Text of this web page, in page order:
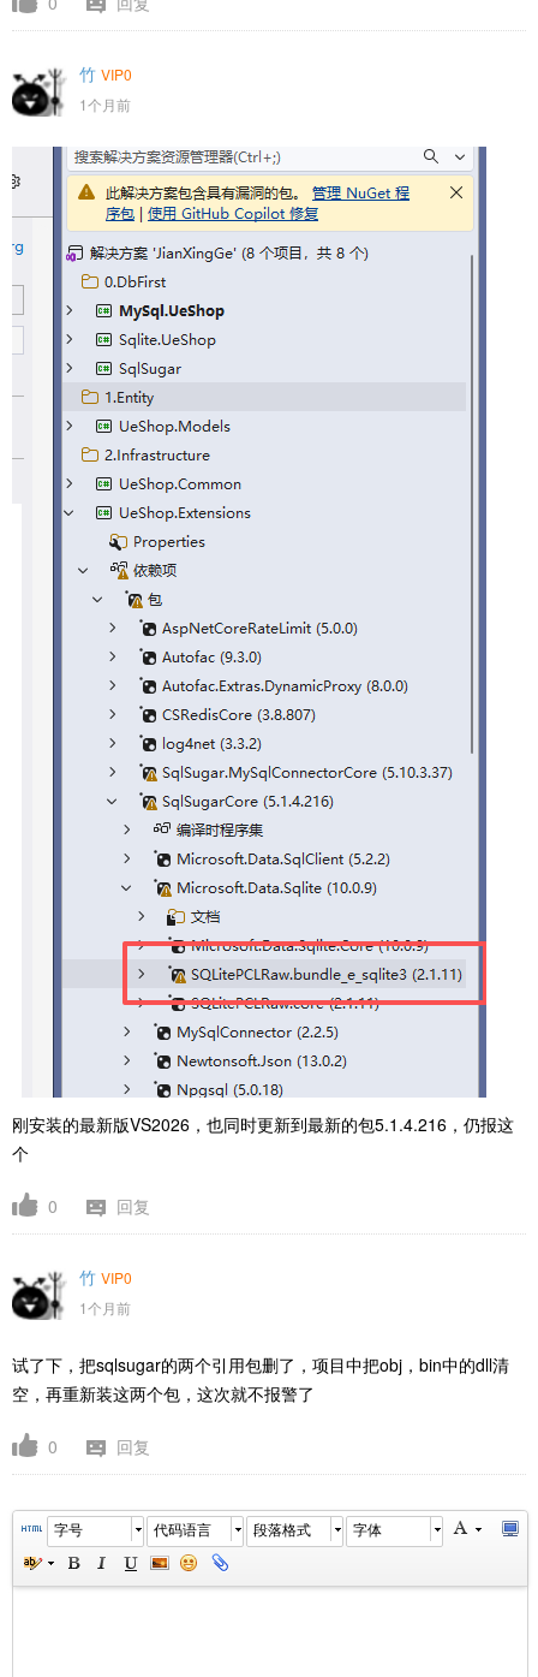
竹 VIP0
1个月前
刚安装的最新版VS2026，也同时更新到最新的包5.1.4.216，仍报这
个
0 回复
竹 VIP0
1个月前
试了下，把sqlsugar的两个引用包删了，项目中把obj，bin中的dll清
空，再重新装这两个包，这次就不报警了
0 回复
字号 代码语言 段落格式 字体